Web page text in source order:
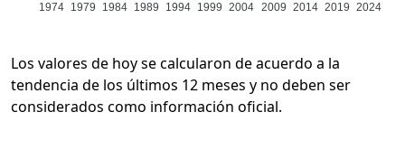
1974 1979 1984 1989 1994 1999 2004 2009 2014 2019 2024
Los valores de hoy se calcularon de acuerdo a la
tendencia de los últimos 12 meses y no deben ser
considerados como información oficial.